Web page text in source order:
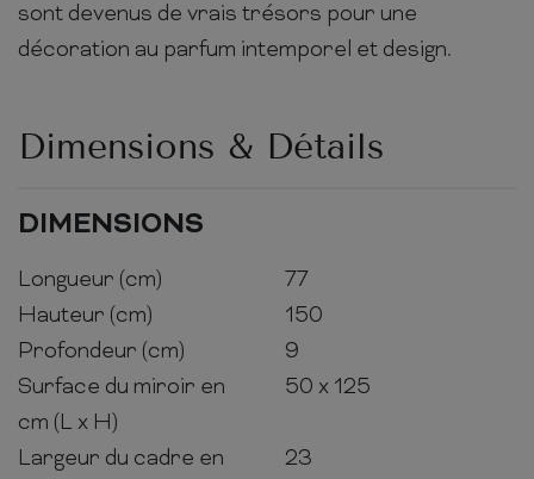
sont devenus de vrais trésors pour une
décoration au parfum intemporel et design.
Dimensions & Détails
DIMENSIONS
Longueur (cm)
77
Hauteur (cm)
150
Profondeur (cm)
9
Surface du miroir en
cm (L x H)
50 x 125
Largeur du cadre en
23